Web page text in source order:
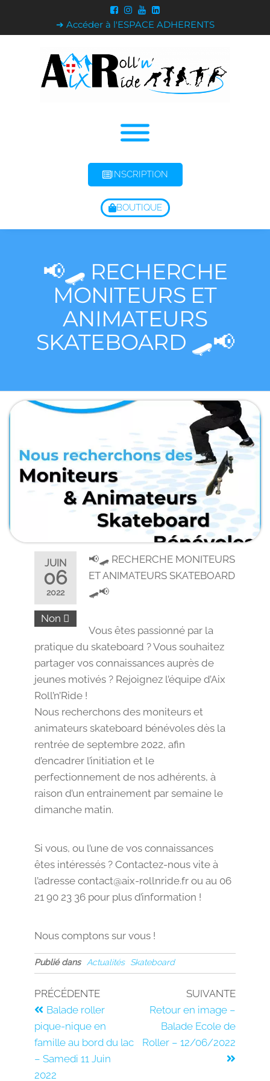
➔ Accéder à l'ESPACE ADHERENTS
INSCRIPTION
BOUTIQUE
📢🛹 RECHERCHE
MONITEURS ET
ANIMATEURS
SKATEBOARD 🛹📢
JUIN
06
2022
Non
📢🛹 RECHERCHE MONITEURS
ET ANIMATEURS SKATEBOARD
🛹📢
Vous êtes passionné par la
pratique du skateboard ? Vous souhaitez
partager vos connaissances auprès de
jeunes motivés ? Rejoignez l’équipe d’Aix
Roll’n’Ride !
Nous recherchons des moniteurs et
animateurs skateboard bénévoles dès la
rentrée de septembre 2022, afin
d’encadrer l’initiation et le
perfectionnement de nos adhérents, à
raison d’un entrainement par semaine le
dimanche matin.
Si vous, ou l’une de vos connaissances
êtes intéressés ? Contactez-nous vite à
l’adresse contact@aix-rollnride.fr ou au 06
21 90 23 36 pour plus d’information !
Nous comptons sur vous !
Publié dans Actualités Skateboard
PRÉCÉDENTE
Balade roller
pique-nique en
famille au bord du lac
– Samedi 11 Juin
2022
SUIVANTE
Retour en image –
Balade Ecole de
Roller – 12/06/2022